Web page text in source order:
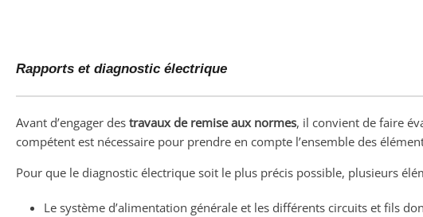
Rapports et diagnostic électrique
Avant d’engager des travaux de remise aux normes, il convient de faire
compétent est nécessaire pour prendre en compte l’ensemble des
Pour que le diagnostic électrique soit le plus précis possible, plusieurs
Le système d’alimentation générale et les différents circuits et fils